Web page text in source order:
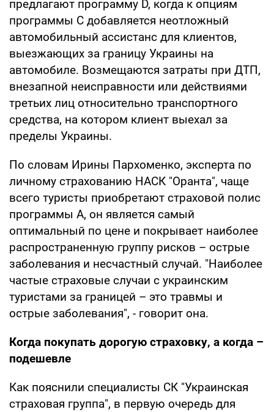
предлагают программу D, когда к опциям
программы C добавляется неотложный
автомобильный ассистанс для клиентов,
выезжающих за границу Украины на
автомобиле. Возмещаются затраты при ДТП,
внезапной неисправности или действиями
третьих лиц относительно транспортного
средства, на котором клиент выехал за
пределы Украины.
По словам Ирины Пархоменко, эксперта по
личному страхованию НАСК "Оранта", чаще
всего туристы приобретают страховой полис
программы А, он является самый
оптимальный по цене и покрывает наиболее
распространенную группу рисков – острые
заболевания и несчастный случай. "Наиболее
частые страховые случаи с украинским
туристами за границей – это травмы и
острые заболевания", - говорит она.
Когда покупать дорогую страховку, а когда –
подешевле
Как пояснили специалисты СК "Украинская
страховая группа", в первую очередь для